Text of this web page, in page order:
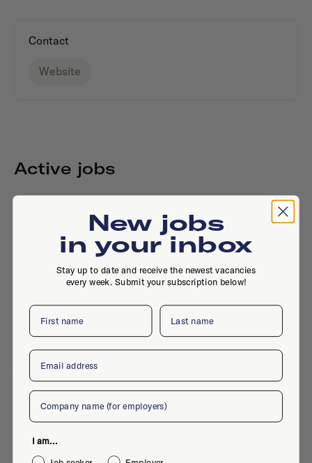
Contact
Website
Active jobs
No active jobs right now
Is this your company profile?Place a job
Similar companies
Want to add your company?
New jobs
in your inbox
Stay up to date and receive the newest vacancies
every week. Submit your subscription below!
First name Last name
Email
Company
I am...